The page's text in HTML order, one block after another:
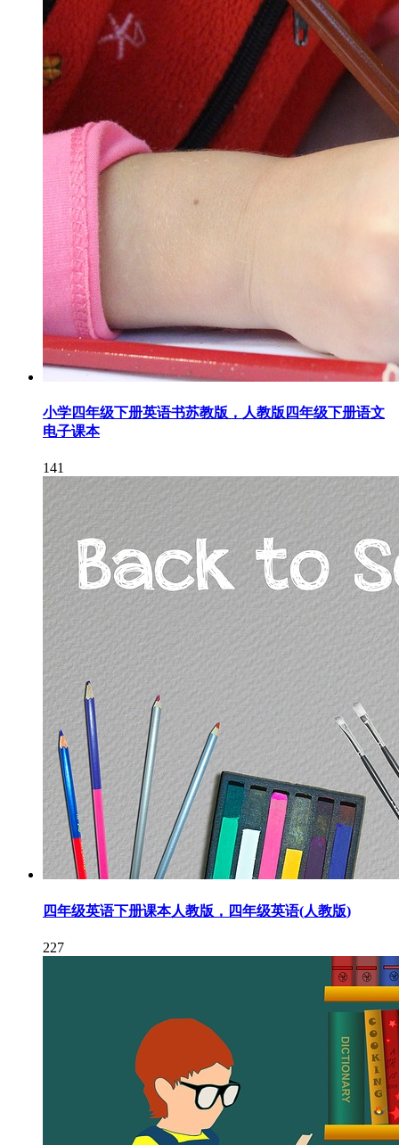
小学四年级下册英语书苏教版，人教版四年级下册语文
电子课本
141
四年级英语下册课本人教版，四年级英语(人教版)
227